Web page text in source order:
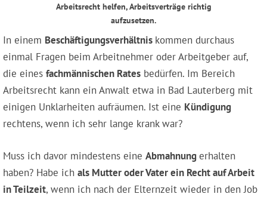
Arbeitsrecht helfen, Arbeitsverträge richtig
aufzusetzen.
In einem Beschäftigungsverhältnis kommen durchaus
einmal Fragen beim Arbeitnehmer oder Arbeitgeber auf,
die eines fachmännischen Rates bedürfen. Im Bereich
Arbeitsrecht kann ein Anwalt etwa in Bad Lauterberg mit
einigen Unklarheiten aufräumen. Ist eine Kündigung
rechtens, wenn ich sehr lange krank war?
Muss ich davor mindestens eine Abmahnungerhalten
haben? Habe ich als Mutter oder Vater ein Recht auf Arbeit
in Teilzeit, wenn ich nach der Elternzeit wieder in den Job